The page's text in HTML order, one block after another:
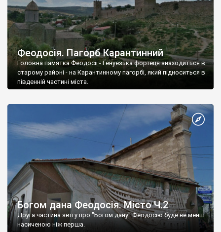
Феодосія. Пагорб Карантинний
Головна памятка Феодосії - Генуезька фортеця знаходиться в
старому районі - на Карантинному пагорбі, який підноситься в
південній частині міста.
Богом дана Феодосія. Місто Ч.2
Друга частина звіту про "Богом дану" Феодосію буде не менш
насиченою ніж перша.